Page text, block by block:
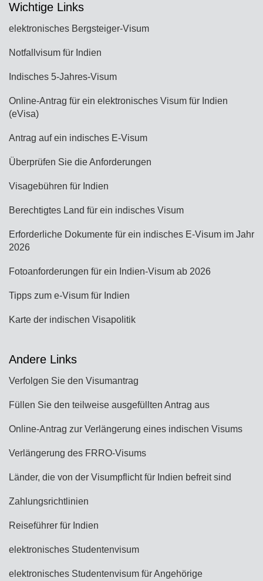
Wichtige Links
elektronisches Bergsteiger-Visum
Notfallvisum für Indien
Indisches 5-Jahres-Visum
Online-Antrag für ein elektronisches Visum für Indien
(eVisa)
Antrag auf ein indisches E-Visum
Überprüfen Sie die Anforderungen
Visagebühren für Indien
Berechtigtes Land für ein indisches Visum
Erforderliche Dokumente für ein indisches E-Visum im Jahr
2026
Fotoanforderungen für ein Indien-Visum ab 2026
Tipps zum e-Visum für Indien
Karte der indischen Visapolitik
Andere Links
Verfolgen Sie den Visumantrag
Füllen Sie den teilweise ausgefüllten Antrag aus
Online-Antrag zur Verlängerung eines indischen Visums
Verlängerung des FRRO-Visums
Länder, die von der Visumpflicht für Indien befreit sind
Zahlungsrichtlinien
Reiseführer für Indien
elektronisches Studentenvisum
elektronisches Studentenvisum für Angehörige